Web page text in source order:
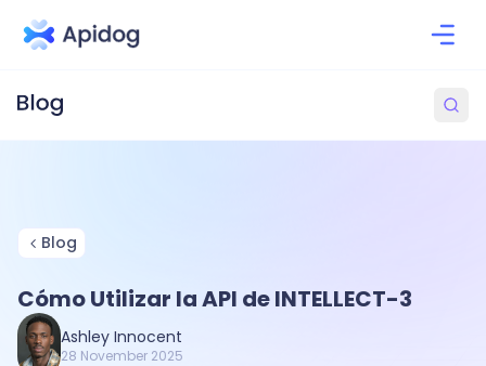
Blog
Cómo Utilizar la API de INTELLECT-3
Ashley Innocent
28 November 2025